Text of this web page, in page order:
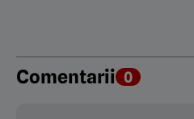
Comentarii 0